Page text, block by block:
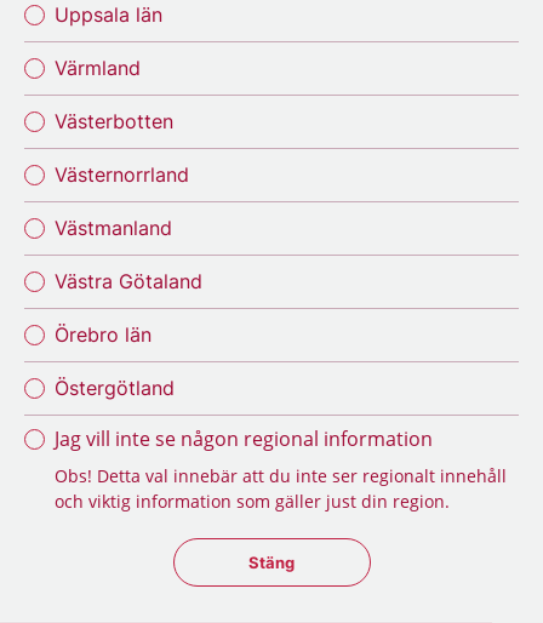
Uppsala län
Värmland
Västerbotten
Västernorrland
Västmanland
Västra Götaland
Örebro län
Östergötland
Jag vill inte se någon regional information
Obs! Detta val innebär att du inte ser regionalt innehåll
och viktig information som gäller just din region.
Stäng regionsväljaren
Stäng